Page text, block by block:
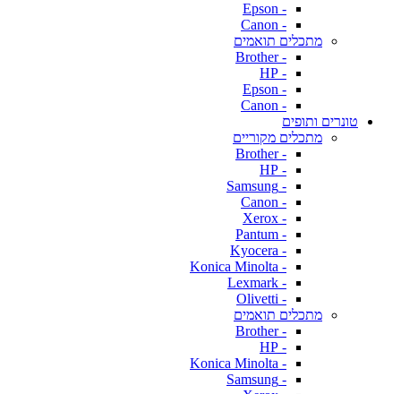
- Epson
- Canon
מתכלים תואמים
- Brother
- HP
- Epson
- Canon
טונרים ותופים
מתכלים מקוריים
- Brother
- HP
- Samsung
- Canon
- Xerox
- Pantum
- Kyocera
- Konica Minolta
- Lexmark
- Olivetti
מתכלים תואמים
- Brother
- HP
- Konica Minolta
- Samsung